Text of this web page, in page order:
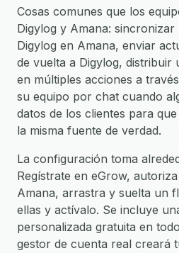
Cosas comunes que los
Digylog y Amana:
Digylog en Amana, enviar
de vuelta a Digylog, distribuir
en múltiples acciones a
su equipo por chat cuando
datos de los clientes para
la misma fuente de verdad.
La configuración toma
Regístrate en eGrow,
Amana, arrastra y suelta un
ellas y actívalo. Se incluye
personalizada gratuita en
gestor de cuenta real creará